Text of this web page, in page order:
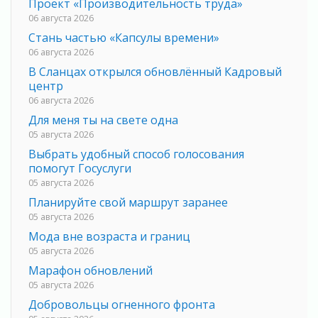
Проект «Производительность труда»
06 августа 2026
Стань частью «Капсулы времени»
06 августа 2026
В Сланцах открылся обновлённый Кадровый
центр
06 августа 2026
Для меня ты на свете одна
05 августа 2026
Выбрать удобный способ голосования
помогут Госуслуги
05 августа 2026
Планируйте свой маршрут заранее
05 августа 2026
Мода вне возраста и границ
05 августа 2026
Марафон обновлений
05 августа 2026
Добровольцы огненного фронта